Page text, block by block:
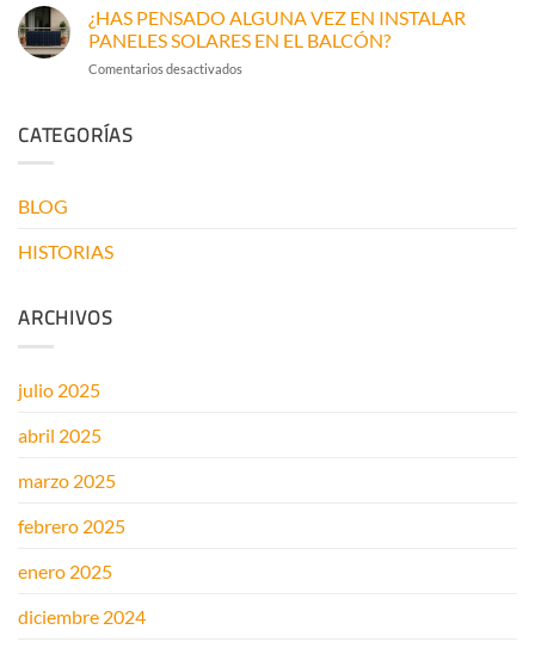
MUNDO
LAS
HAMACAS
PARA
PONER
¿HAS PENSADO ALGUNA VEZ EN INSTALAR
PANELES SOLARES EN EL BALCÓN?
Comentarios desactivados
CATEGORÍAS
BLOG
HISTORIAS
ARCHIVOS
julio 2025
abril 2025
marzo 2025
febrero 2025
enero 2025
diciembre 2024